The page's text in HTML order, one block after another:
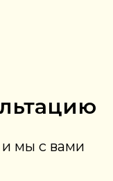
и мы с вами